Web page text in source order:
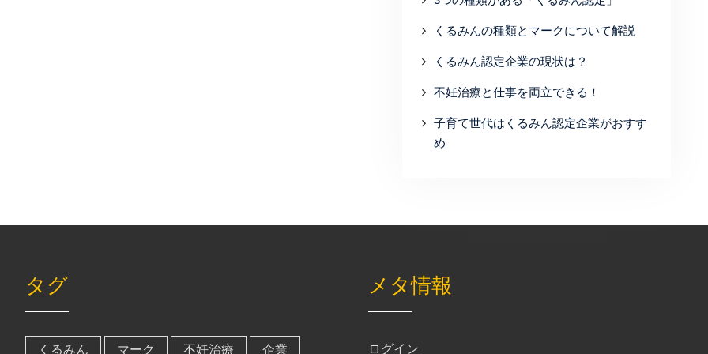
くるみんの種類とマークについて解説
くるみん認定企業の現状は？
不妊治療と仕事を両立できる！
子育て世代はくるみん認定企業がおすす
め
タグ
くるみん マーク 不妊治療 企業
メタ情報
ログイン